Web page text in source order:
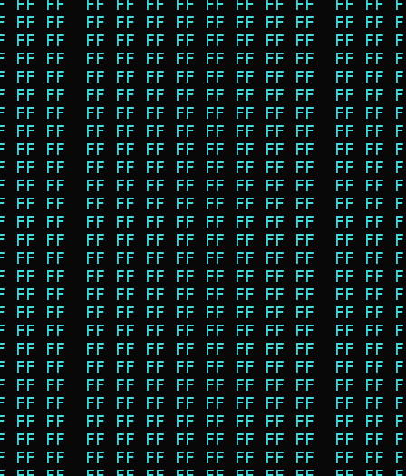
FF FF  FF FF FF FF FF FF FF FF  FF
FF FF  FF FF FF FF FF FF FF FF  FF
FF FF  FF FF FF FF FF FF FF FF  FF
FF FF  FF FF FF FF FF FF FF FF  FF
FF FF  FF FF FF FF FF FF FF FF  FF
FF FF  FF FF FF FF FF FF FF FF  FF
FF FF  FF FF FF FF FF FF FF FF  FF
FF FF  FF FF FF FF FF FF FF FF  FF
FF FF  FF FF FF FF FF FF FF FF  FF
FF FF  FF FF FF FF FF FF FF FF  FF
FF FF  FF FF FF FF FF FF FF FF  FF
FF FF  FF FF FF FF FF FF FF FF  FF
FF FF  FF FF FF FF FF FF FF FF  FF
FF FF  FF FF FF FF FF FF FF FF  FF
FF FF  FF FF FF FF FF FF FF FF  FF
FF FF  FF FF FF FF FF FF FF FF  FF
FF FF  FF FF FF FF FF FF FF FF  FF
FF FF  FF FF FF FF FF FF FF FF  FF
FF FF  FF FF FF FF FF FF FF FF  FF
FF FF  FF FF FF FF FF FF FF FF  FF
FF FF  FF FF FF FF FF FF FF FF  FF
FF FF  FF FF FF FF FF FF FF FF  FF
FF FF  FF FF FF FF FF FF FF FF  FF
FF FF  FF FF FF FF FF FF FF FF  FF
FF FF  FF FF FF FF FF FF FF FF  FF
FF FF  FF FF FF FF FF FF FF FF  FF